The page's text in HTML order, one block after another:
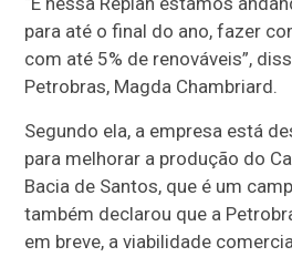
para até o final do ano, fazer
com até 5% de renováveis”,
Petrobras, Magda Chambriard.
Segundo ela, a empresa está
para melhorar a produção do
Bacia de Santos, que é um
também declarou que a
em breve, a viabilidade